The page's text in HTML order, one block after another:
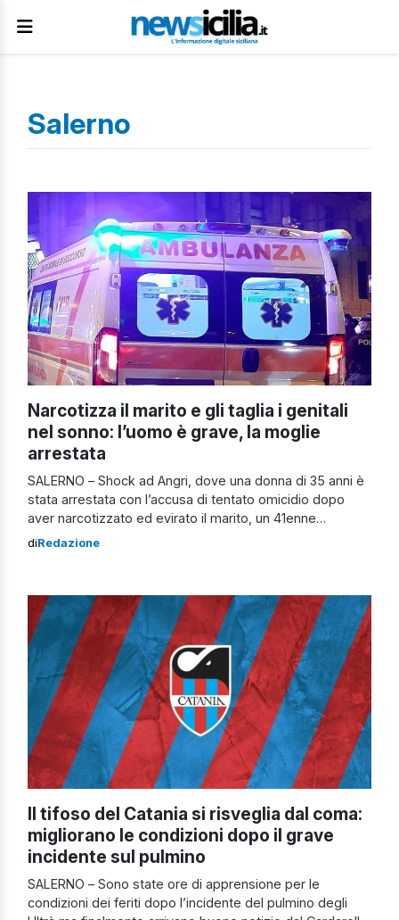
Salerno
Narcotizza il marito e gli taglia i genitali
nel sonno: l’uomo è grave, la moglie
arrestata
SALERNO – Shock ad Angri, dove una donna di 35 anni è
stata arrestata con l’accusa di tentato omicidio dopo
aver narcotizzato ed evirato il marito, un 41enne
attualmente ricoverato in condizioni serie. La
sonnolenza durante il pranzo del Primo Maggio. Il […]
diRedazione
Il tifoso del Catania si risveglia dal coma:
migliorano le condizioni dopo il grave
incidente sul pulmino
SALERNO – Sono state ore di apprensione per le
condizioni dei feriti dopo l’incidente del pulmino degli